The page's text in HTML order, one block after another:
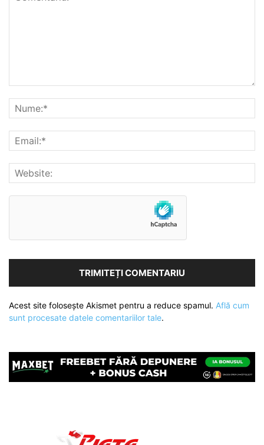
Acest site folosește Akismet pentru a reduce spamul. Află cum
sunt procesate datele comentariilor tale.